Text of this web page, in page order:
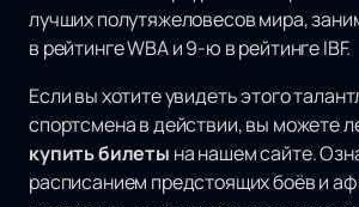
лучших полутяжеловесов мира,
в рейтинге WBA и 9-ю в рейтинге IBF.
Если вы хотите увидеть этого
спортсмена в действии, вы можете
купить билеты на нашем сайте.
расписанием предстоящих боёв и